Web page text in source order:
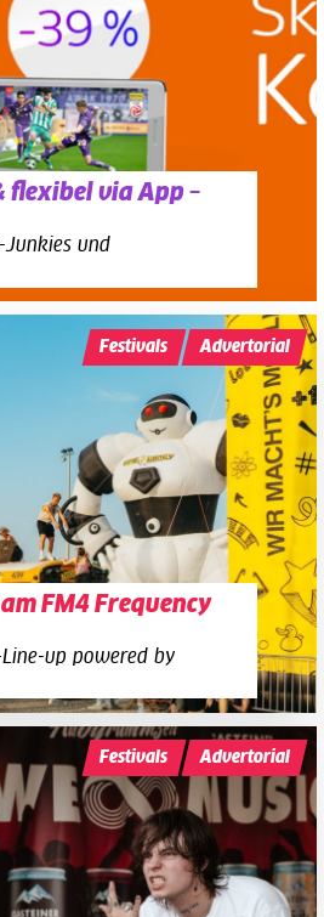
flexibel via App –
Junkies und
FM4 Frequency
up powered by
Festivals Advertorial
Festivals Advertorial